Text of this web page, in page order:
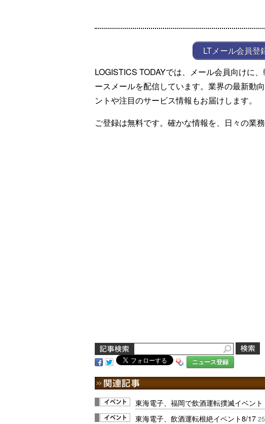
LTメール会員登
LOGISTICS TODAYでは、メール会員向けに
ースメールを配信しています。業界の最新動
ントや注目のサービス情報もお届けします。
ご登録は無料です。確かな情報を、日々の業
ニュース登録
東海電子、福岡で飲酒運転撲滅イベント
東海電子、飲酒運転根絶イベント8/17